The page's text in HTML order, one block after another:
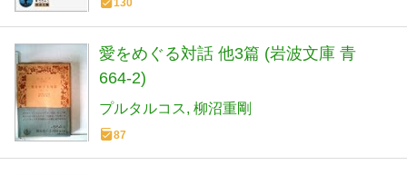
愛をめぐる対話 他3篇 (岩波文庫 青
664-2)
プルタルコス 柳沼重剛
87